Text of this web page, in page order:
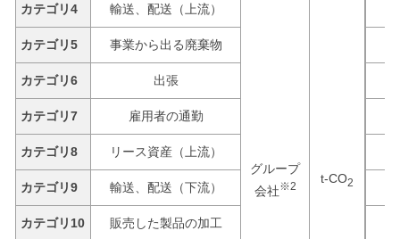
グループ
会社※2
t-CO2
カテゴリ4 輸送、配送（上流）
カテゴリ5 事業から出る廃棄物
カテゴリ6 出張
カテゴリ7 雇用者の通勤
カテゴリ8 リース資産（上流）
カテゴリ9 輸送、配送（下流）
カテゴリ10 販売した製品の加工